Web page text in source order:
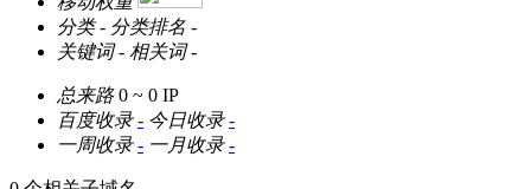
分类 - 分类排名 -
关键词 - 相关词 -
总来路 0 ~ 0 IP
百度收录 - 今日收录 -
一周收录 - 一月收录 -